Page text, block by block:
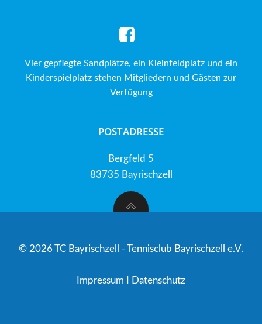
Vier gepflegte Sandplätze, ein Kleinfeldplatz und ein
Kinderspielplatz stehen Mitgliedern und Gästen zur
Verfügung
POSTADRESSE
Bergfeld 5
83735 Bayrischzell
© 2026 TC Bayrischzell - Tennisclub Bayrischzell e.V.
Impressum Datenschutz